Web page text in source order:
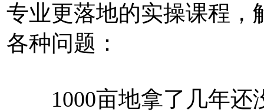
专业更落地的实操课程，
各种问题：
1000亩地拿了几年还